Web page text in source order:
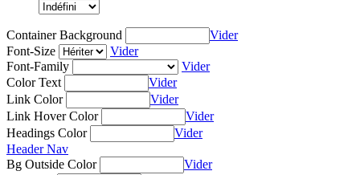
Container Background
Vider
Font-Size
Vider
Font-Family
Vider
Color Text
Vider
Link Color
Vider
Link Hover Color
Vider
Headings Color
Vider
Header Nav
Bg Outside Color
Vider